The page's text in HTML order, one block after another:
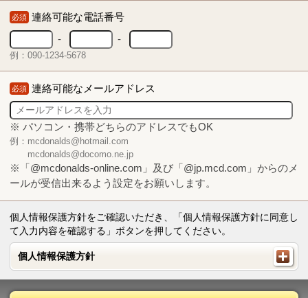
必須 連絡可能な電話番号
-
-
例：090-1234-5678
必須 連絡可能なメールアドレス
※ パソコン・携帯どちらのアドレスでもOK
例：mcdonalds@hotmail.com
mcdonalds@docomo.ne.jp
※「@mcdonalds-online.com」及び「@jp.mcd.com」からのメ
ールが受信出来るよう設定をお願いします。
個人情報保護方針をご確認いただき、「個人情報保護方針に同意し
て入力内容を確認する」ボタンを押してください。
個人情報保護方針
個人情報保護方針